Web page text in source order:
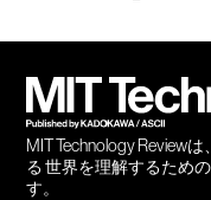
MIT Technology Review
る 世界を理解するため
す。